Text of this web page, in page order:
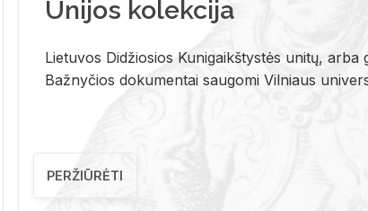
Unijos kolekcija
Lietuvos Didžiosios Kunigaikštystės unitų, arba
Bažnyčios dokumentai saugomi Vilniaus
PERŽIŪRĖTI